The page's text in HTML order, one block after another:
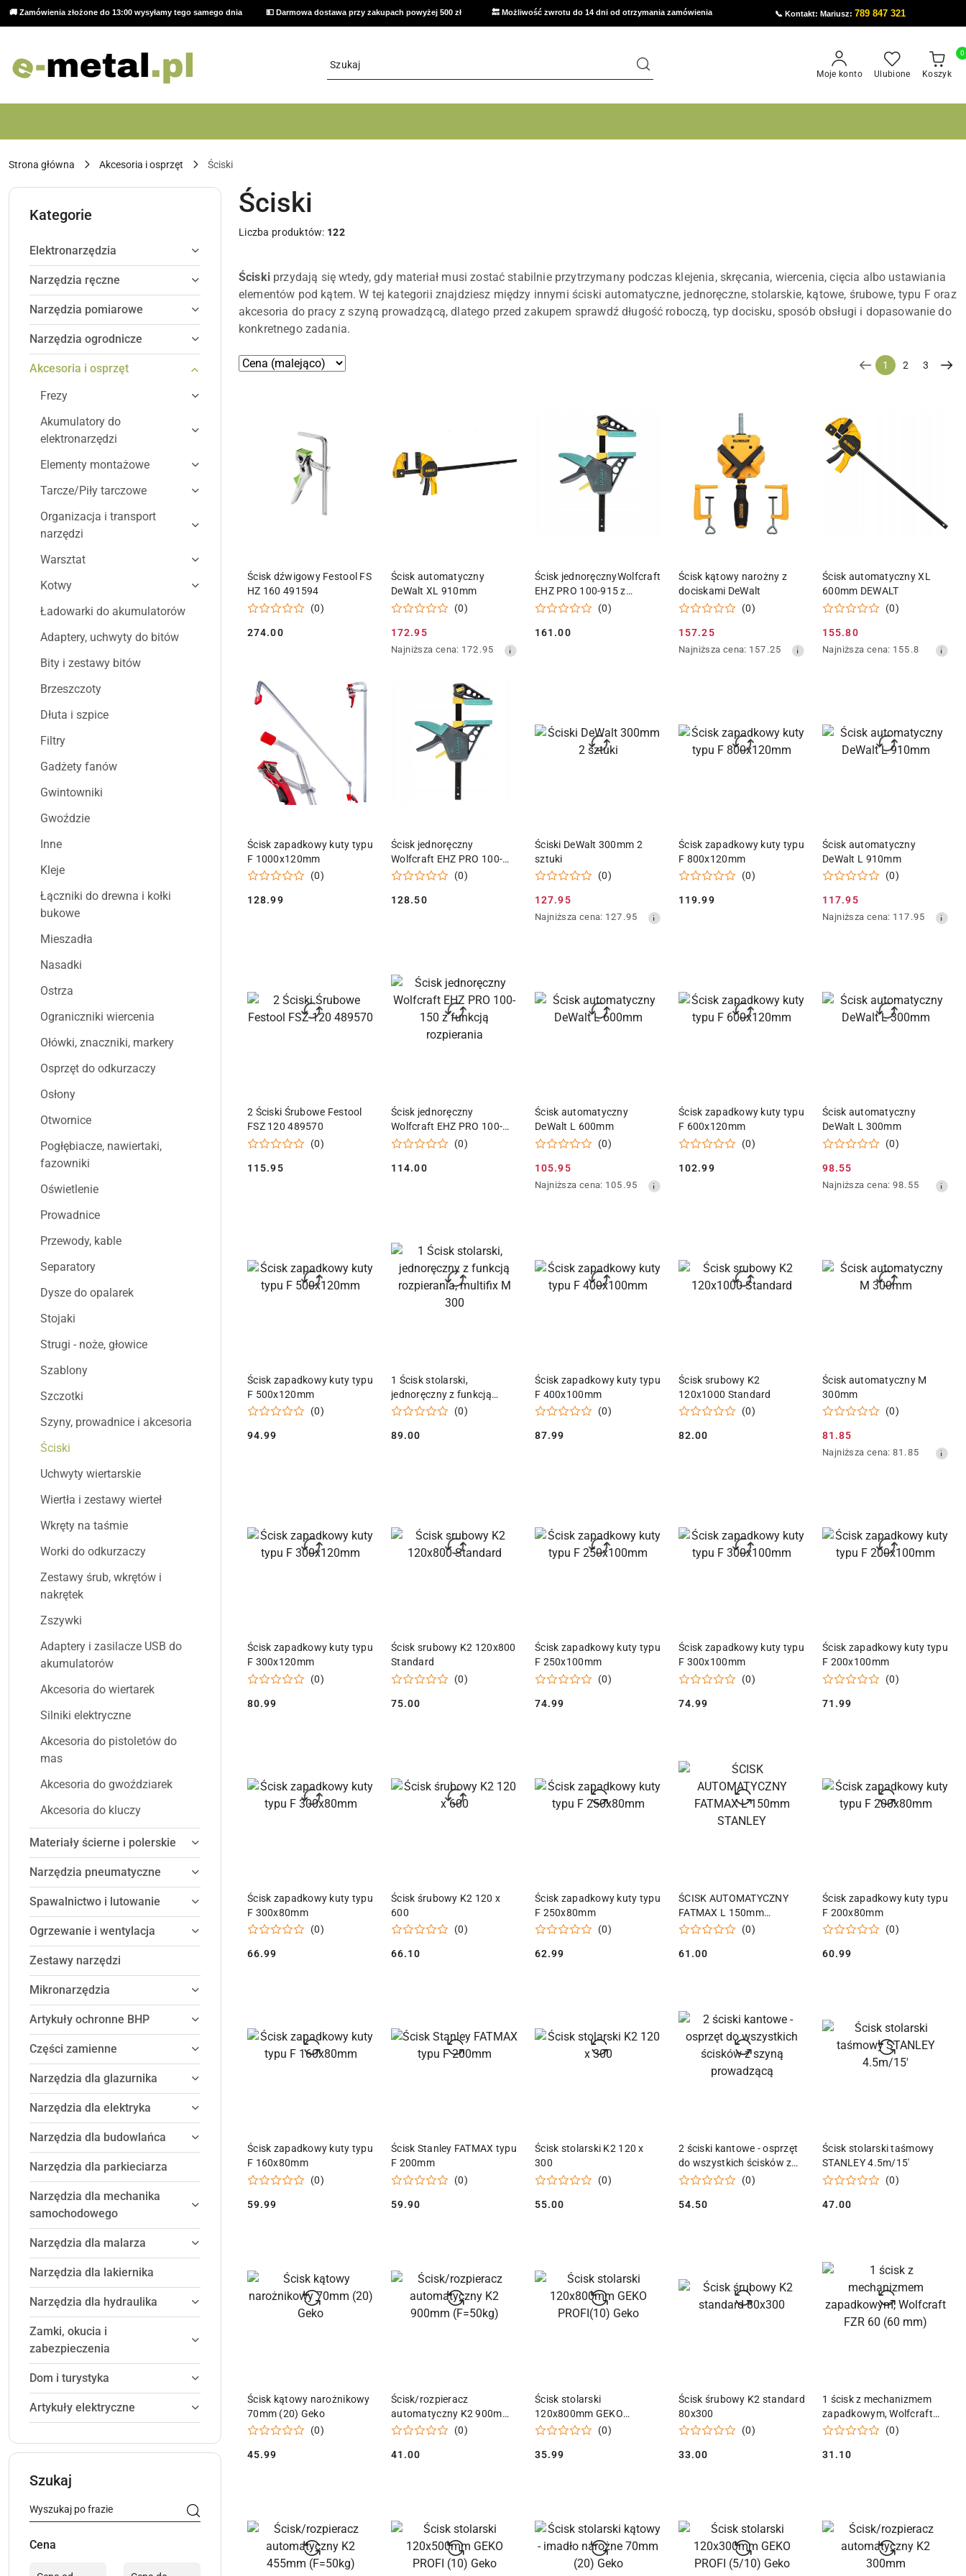
🚚 Zamówienia złożone do 13:00 wysyłamy tego samego dnia 💵 Darmowa dostawa przy zakupach powyżej 500 zł 🔙 Możliwość zwrotu do 14 dni od otrzymania zamówienia 📞 Kontakt: Mariusz:789 847 321
Moje konto Ulubione Koszyk
0
Strona główna Akcesoria i osprzęt Ściski
Kategorie
Elektronarzędzia
Narzędzia ręczne
Narzędzia pomiarowe
Narzędzia ogrodnicze
Akcesoria i osprzęt
Frezy
Akumulatory do
elektronarzędzi
Elementy montażowe
Tarcze/Piły tarczowe
Organizacja i transport
narzędzi
Warsztat
Kotwy
Ładowarki do akumulatorów
Adaptery, uchwyty do bitów
Bity i zestawy bitów
Brzeszczoty
Dłuta i szpice
Filtry
Gadżety fanów
Gwintowniki
Gwoździe
Inne
Kleje
Łączniki do drewna i kołki
bukowe
Mieszadła
Nasadki
Ostrza
Ograniczniki wiercenia
Ołówki, znaczniki, markery
Osprzęt do odkurzaczy
Osłony
Otwornice
Pogłębiacze, nawiertaki,
fazowniki
Oświetlenie
Prowadnice
Przewody, kable
Separatory
Dysze do opalarek
Stojaki
Strugi - noże, głowice
Szablony
Szczotki
Szyny, prowadnice i akcesoria
Ściski
Uchwyty wiertarskie
Wiertła i zestawy wierteł
Wkręty na taśmie
Worki do odkurzaczy
Zestawy śrub, wkrętów i
nakrętek
Zszywki
Adaptery i zasilacze USB do
akumulatorów
Akcesoria do wiertarek
Silniki elektryczne
Akcesoria do pistoletów do
mas
Akcesoria do gwoździarek
Akcesoria do kluczy
Materiały ścierne i polerskie
Narzędzia pneumatyczne
Spawalnictwo i lutowanie
Ogrzewanie i wentylacja
Zestawy narzędzi
Mikronarzędzia
Artykuły ochronne BHP
Części zamienne
Narzędzia dla glazurnika
Narzędzia dla elektryka
Narzędzia dla budowlańca
Narzędzia dla parkieciarza
Narzędzia dla mechanika
samochodowego
Narzędzia dla malarza
Narzędzia dla lakiernika
Narzędzia dla hydraulika
Zamki, okucia i
zabezpieczenia
Dom i turystyka
Artykuły elektryczne
Szukaj
Cena
Ściski
Liczba produktów: 122
Ściskiprzydają się wtedy, gdy materiał musi zostać stabilnie przytrzymany podczas klejenia, skręcania, wiercenia, cięcia albo ustawiania
elementów pod kątem. W tej kategorii znajdziesz między innymi ściski automatyczne, jednoręczne, stolarskie, kątowe, śrubowe, typu F oraz
akcesoria do pracy z szyną prowadzącą, dlatego przed zakupem sprawdź długość roboczą, typ docisku, sposób obsługi i dopasowanie do
konkretnego zadania.
Zastosowano
Sortuj
1 2 3
Ścisk dźwigowy Festool FS
HZ 160 491594
(0)
Cena:
274.00
DODAJ DO KOSZYKA
Ścisk automatyczny
DeWalt XL 910mm
(0)
Cena
promocyjna:
172.95
Najniższa
obniżką
Najniższa cena: 172.95
Ścisk jednoręcznyWolfcraft
EHZ PRO 100-915 z
funkcją rozpierania
(0)
Cena:
161.00
DODAJ DO KOSZYKA
Ścisk kątowy narożny z
dociskami DeWalt
(0)
Cena
promocyjna:
157.25
Najniższa
obniżką
Najniższa cena: 157.25
DODAJ DO KOSZYKA
Ścisk automatyczny XL
600mm DEWALT
(0)
Cena
promocyjna:
155.80
Najniższa
obniżką
Najniższa cena: 155.8
Ścisk zapadkowy kuty typu
F 1000x120mm
(0)
Cena:
128.99
DODAJ DO KOSZYKA
Ścisk jednoręczny
Wolfcraft EHZ PRO 100-
300 z funkcją rozpierania
(0)
Cena:
128.50
DODAJ DO KOSZYKA
Ściski DeWalt 300mm 2
sztuki
(0)
Cena
promocyjna:
127.95
Najniższa
obniżką
Najniższa cena: 127.95
DODAJ DO KOSZYKA
Ścisk zapadkowy kuty typu
F 800x120mm
(0)
Cena:
119.99
DODAJ DO KOSZYKA
Ścisk automatyczny
DeWalt L 910mm
(0)
Cena
promocyjna:
117.95
Najniższa
obniżką
Najniższa cena: 117.95
2 Ściski Śrubowe Festool
FSZ 120 489570
(0)
Cena:
115.95
DODAJ DO KOSZYKA
Ścisk jednoręczny
Wolfcraft EHZ PRO 100-
150 z funkcją rozpierania
(0)
Cena:
114.00
DODAJ DO KOSZYKA
Ścisk automatyczny
DeWalt L 600mm
(0)
Cena
promocyjna:
105.95
Najniższa
obniżką
Najniższa cena: 105.95
Ścisk zapadkowy kuty typu
F 600x120mm
(0)
Cena:
102.99
DODAJ DO KOSZYKA
Ścisk automatyczny
DeWalt L 300mm
(0)
Cena
promocyjna:
98.55
Najniższa
obniżką
Najniższa cena: 98.55
Ścisk zapadkowy kuty typu
F 500x120mm
(0)
Cena:
94.99
DODAJ DO KOSZYKA
1 Ścisk stolarski,
jednoręczny z funkcją
rozpierania, multifix M 300
(0)
Cena:
89.00
DODAJ DO KOSZYKA
Ścisk zapadkowy kuty typu
F 400x100mm
(0)
Cena:
87.99
DODAJ DO KOSZYKA
Ścisk srubowy K2
120x1000 Standard
(0)
Cena:
82.00
DODAJ DO KOSZYKA
Ścisk automatyczny M
300mm
(0)
Cena
promocyjna:
81.85
Najniższa
obniżką
Najniższa cena: 81.85
Ścisk zapadkowy kuty typu
F 300x120mm
(0)
Cena:
80.99
DODAJ DO KOSZYKA
Ścisk srubowy K2 120x800
Standard
(0)
Cena:
75.00
DODAJ DO KOSZYKA
Ścisk zapadkowy kuty typu
F 250x100mm
(0)
Cena:
74.99
DODAJ DO KOSZYKA
Ścisk zapadkowy kuty typu
F 300x100mm
(0)
Cena:
74.99
DODAJ DO KOSZYKA
Ścisk zapadkowy kuty typu
F 200x100mm
(0)
Cena:
71.99
DODAJ DO KOSZYKA
Ścisk zapadkowy kuty typu
F 300x80mm
(0)
Cena:
66.99
DODAJ DO KOSZYKA
Ścisk śrubowy K2 120 x
600
(0)
Cena:
66.10
DODAJ DO KOSZYKA
Ścisk zapadkowy kuty typu
F 250x80mm
(0)
Cena:
62.99
DODAJ DO KOSZYKA
ŚCISK AUTOMATYCZNY
FATMAX L 150mm
STANLEY
(0)
Cena:
61.00
Ścisk zapadkowy kuty typu
F 200x80mm
(0)
Cena:
60.99
DODAJ DO KOSZYKA
Ścisk zapadkowy kuty typu
F 160x80mm
(0)
Cena:
59.99
DODAJ DO KOSZYKA
Ścisk Stanley FATMAX typu
F 200mm
(0)
Cena:
59.90
DODAJ DO KOSZYKA
Ścisk stolarski K2 120 x
300
(0)
Cena:
55.00
DODAJ DO KOSZYKA
2 ściski kantowe - osprzęt
do wszystkich ścisków z
szyną prowadzącą
(0)
Cena:
54.50
DODAJ DO KOSZYKA
Ścisk stolarski taśmowy
STANLEY 4.5m/15'
(0)
Cena:
47.00
DODAJ DO KOSZYKA
Ścisk kątowy narożnikowy
70mm (20) Geko
(0)
Cena:
45.99
DODAJ DO KOSZYKA
Ścisk/rozpieracz
automatyczny K2 900mm
(F=50kg)
(0)
Cena:
41.00
DODAJ DO KOSZYKA
Ścisk stolarski
120x800mm GEKO
PROFI(10) Geko
(0)
Cena:
35.99
DODAJ DO KOSZYKA
Ścisk śrubowy K2 standard
80x300
(0)
Cena:
33.00
DODAJ DO KOSZYKA
1 ścisk z mechanizmem
zapadkowym, Wolfcraft
FZR 60 (60 mm)
(0)
Cena:
31.10
DODAJ DO KOSZYKA